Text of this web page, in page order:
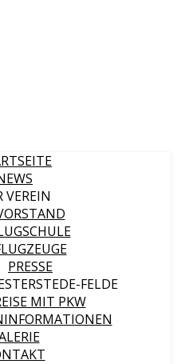
VEREIN
PRESSE
FELDE
MIT PKW